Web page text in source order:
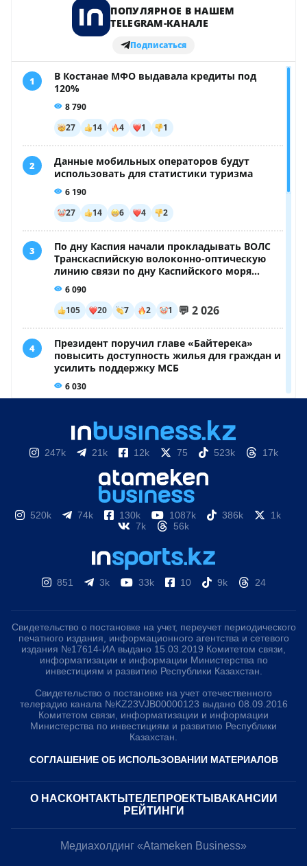
247k 21k 12k 75 523k 17k
520k 74k 130k 1087k 386k
1k
7k
56k
851 3k 33k 10 9k 24
Свидетельство о постановке на учет, переучет периодического
печатного издания, информационного агентства и сетевого
издания №17614-ИА выдано 15.03.2019 Комитетом связи,
информатизации и информации Министерства по
инвестициям и развитию Республики Казахстан.
Свидетельство о постановке на учет отечественного
телерадио канала №KZ23VJB00000123 выдано 08.09.2016
Комитетом связи, информатизации и информации
Министерства по инвестициям и развитию Республики
Казахстан.
СОГЛАШЕНИЕ ОБ ИСПОЛЬЗОВАНИИ МАТЕРИАЛОВ
О НАС КОНТАКТЫ ТЕЛЕПРОЕКТЫ ВАКАНСИИ
РЕЙТИНГИ
Медиахолдинг «Atameken Business»